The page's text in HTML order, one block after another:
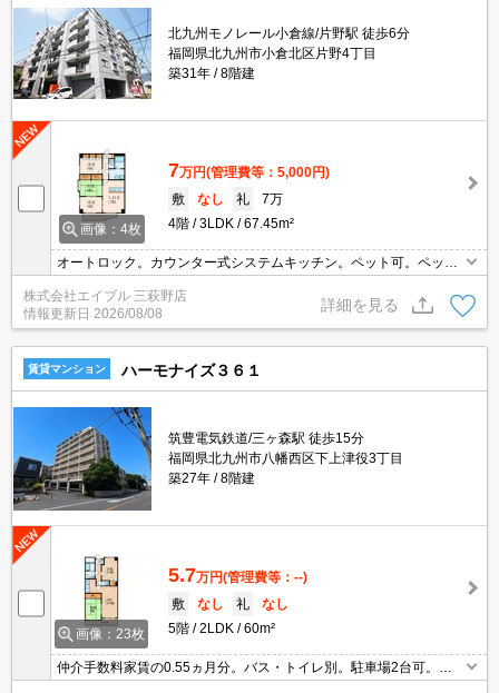
北九州モノレール小倉線/片野駅 徒歩6分
福岡県北九州市小倉北区片野4丁目
築31年
8階建
画像：4枚
7万円(管理費等：5,000円)
敷
なし 礼
7万
4階
3LDK 67.45m²
オートロック。カウンター式システムキッチン。ペット可。ペット
応相談。
株式会社エイブル 三萩野店
情報更新日 2026/08/08
詳細を見る
賃貸マンション ハーモナイズ３６１
筑豊電気鉄道/三ヶ森駅 徒歩15分
福岡県北九州市八幡西区下上津役3丁目
築27年
8階建
画像：23枚
5.7万円(管理費等：--)
敷
なし 礼
なし
5階
2LDK 60m²
仲介手数料家賃の0.55ヵ月分。バス・トイレ別。駐車場2台可。敷
金・礼金なし。現地待ち合わせ、物件ご案内可能。